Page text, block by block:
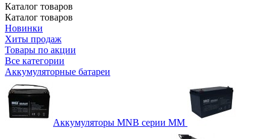
Каталог товаров
Каталог товаров
Новинки
Хиты продаж
Товары по акции
Все категории
Аккумуляторные батареи
Аккумуляторы MNB серии MM